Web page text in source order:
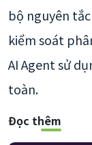
bộ nguyên
kiểm soát
AI Agent sử
toàn.
Đọc thêm